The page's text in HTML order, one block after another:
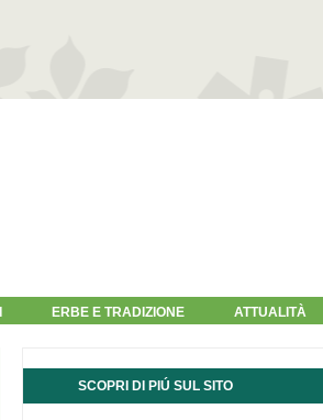
ERBE E TRADIZIONE ATTUALITÀ
SCOPRI DI PIÚ SUL SITO